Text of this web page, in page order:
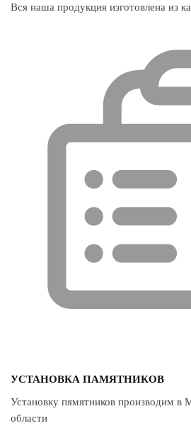
Вся наша продукция изготовлена из
УСТАНОВКА ПАМЯТНИКОВ
Установку пямятников производим в
области